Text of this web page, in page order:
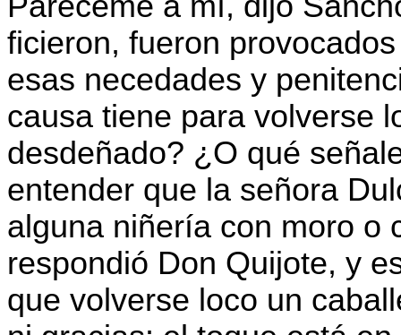
ficieron, fueron
esas necedades y
causa tiene para volverse
desdeñado? ¿O qué
entender que la señora
alguna niñería con moro o
respondió Don Quijote, y
que volverse loco un